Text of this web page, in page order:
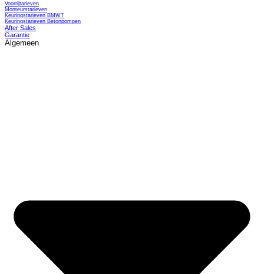
Voorrijtarieven
Monteurstarieven
Keuringstarieven BMWT
Keuringstarieven Betonpompen
After Sales
Garantie
Algemeen